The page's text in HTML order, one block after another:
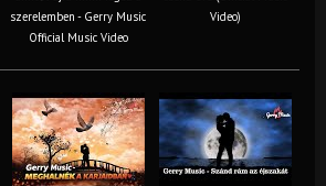
szerelemben - Gerry Music
Official Music Video
Video)